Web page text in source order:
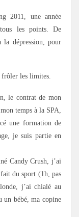
2011, une année
les points. De
la dépression, pour
frôler les limites.
le contrat de mon
temps à la SPA,
une formation de
je suis partie en
Candy Crush, j’ai
du sport (1h, pas
j’ai chialé au
un bébé, ma copine